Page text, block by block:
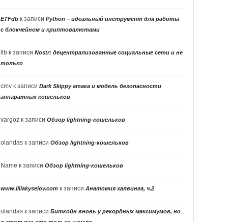
ETFdb к записиPython – идеальный инструмент для работы
с блокчейном и криптовалютами
llb к записиNostr: децентрализованные социальные сети и не
только
cmv к записиDark Skippy атака и модель безопасности
аппаратных кошельков
vargoz к записиОбзор lightning-кошельков
olandas к записиОбзор lightning-кошельков
Name к записиОбзор lightning-кошельков
www.illiakyselov.com к записиАнатомия халвинга, ч.2
olandas к записиБиткойн вновь у рекордных максимумов, но